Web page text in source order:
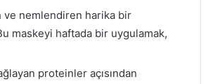
ve nemlendiren harika bir
maskeyi haftada bir uygulamak,
proteinler açısından